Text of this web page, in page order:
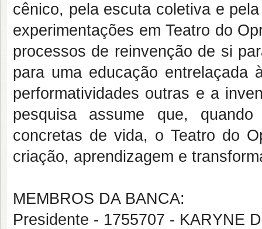
cênico, pela escuta coletiva e
experimentações em Teatro do
processos de reinvenção de si
para uma educação entrelaçada
performatividades outras e a
pesquisa assume que,
concretas de vida, o Teatro do
criação, aprendizagem e
MEMBROS DA BANCA:
Presidente - 1755707 - KARYNE